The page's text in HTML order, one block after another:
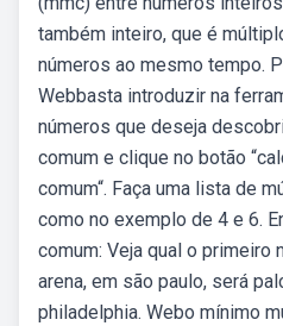
também inteiro, que é
números ao mesmo tempo.
Webbasta introduzir na
números que deseja
comum e clique no botão
comum“. Faça uma lista de
como no exemplo de 4 e 6.
comum: Veja qual o primeiro
arena, em são paulo, será
philadelphia. Webo mínimo